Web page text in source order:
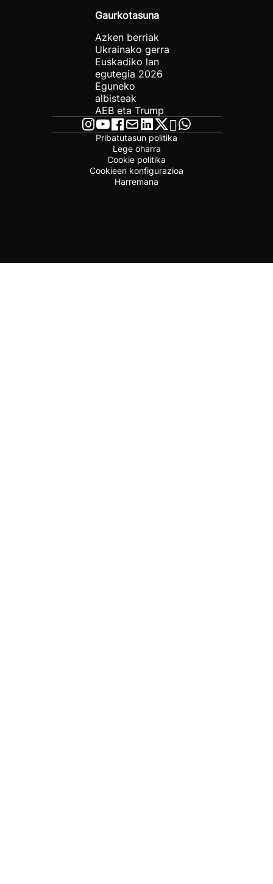
Gaurkotasuna
Azken berriak
Ukrainako gerra
Euskadiko lan
egutegia 2026
Eguneko
albisteak
AEB eta Trump
Pribatutasun politika
Lege oharra
Cookie politika
Cookieen konfigurazioa
Harremana